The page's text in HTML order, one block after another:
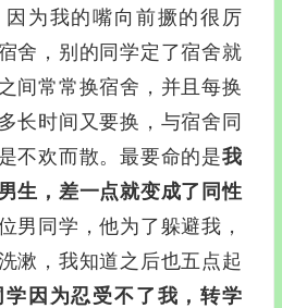
为我的嘴向前撅的很厉
舍，别的同学定了宿舍就
间常常换宿舍，并且每换
长时间又要换，与宿舍同
不欢而散。最要命的是我
生，差一点就变成了同性
男同学，他为了躲避我，
漱，我知道之后也五点起
因为忍受不了我，转学